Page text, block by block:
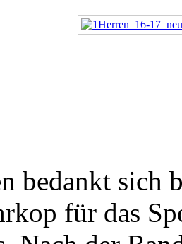
bedankt sich
für das